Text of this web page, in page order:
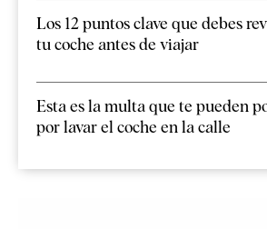
Los 12 puntos clave que debes
tu coche antes de viajar
Esta es la multa que te pueden
por lavar el coche en la calle